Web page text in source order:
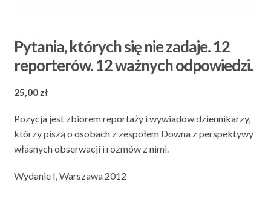
Pytania, których się nie zadaje. 12
reporterów. 12 ważnych odpowiedzi.
25,00 zł
Pozycja jest zbiorem reportaży i wywiadów dziennikarzy,
którzy piszą o osobach z zespołem Downa z perspektywy
własnych obserwacji i rozmów z nimi.
Wydanie I, Warszawa 2012